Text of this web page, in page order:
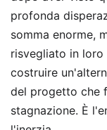
profonda
somma enorme,
risvegliato in loro
costruire
del progetto che
stagnazione. È